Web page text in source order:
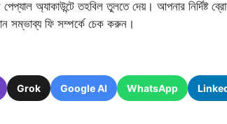
​​অ্যাকাউন্টে তহবিল তুলতে দেয়। আপনার নির্দিষ্ট
সম্ভাব্য ফি সম্পর্কে চেক করুন।
Grok Google AI WhatsApp